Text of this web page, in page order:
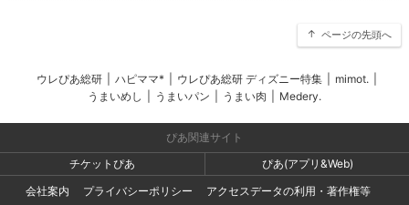
ページの先頭へ
ウレぴあ総研 ハピママ* ウレぴあ総研 ディズニー特集 mimot.
うまいめし
うまいパン うまい肉 Medery.
ぴあ関連サイト
チケットぴあ
ぴあ(アプリ&Web)
会社案内
プライバシーポリシー
アクセスデータの利用・著作権等